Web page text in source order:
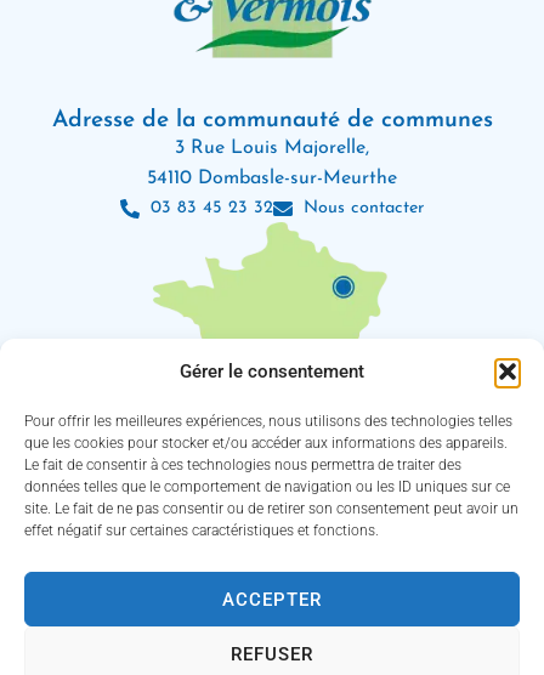
Gérer le consentement
Pour offrir les meilleures expériences, nous utilisons des technologies telles
que les cookies pour stocker et/ou accéder aux informations des appareils.
Le fait de consentir à ces technologies nous permettra de traiter des
données telles que le comportement de navigation ou les ID uniques sur ce
site. Le fait de ne pas consentir ou de retirer son consentement peut avoir un
effet négatif sur certaines caractéristiques et fonctions.
ACCEPTER
REFUSER
Adresse de la communauté de communes
3 Rue Louis Majorelle,
54110 Dombasle-sur-Meurthe
03 83 45 23 32 Nous contacter
Les horaires d’ouverture
Lundi : 8h30 – 12h / 13h30 – 18h
Mardi, jeudi et vendredi : 8h30 – 12h / 13h30 – 16h30
(Service des eaux fermé le jeudi)